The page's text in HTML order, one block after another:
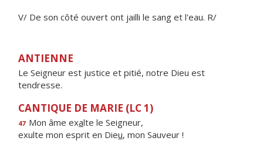
V/ De son côté ouvert ont jailli le sang et l'eau. R/
ANTIENNE
Le Seigneur est justice et pitié, notre Dieu est
tendresse.
CANTIQUE DE MARIE (LC 1)
47 Mon âme exalte le Seigneur,
exulte mon esprit en Dieu, mon Sauveur !